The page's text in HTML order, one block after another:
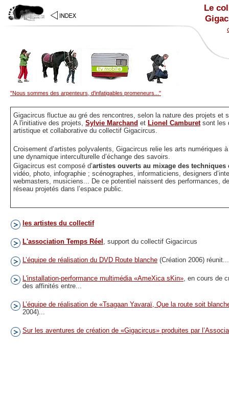
Le
"Nous sommes des arpenteurs, d'infatigables promeneurs..."
Gigacircus fluctue au gré des rencontres, selon la nature des projets et
A l'initiative des projets, Sylvie Marchand et Lionel Camburetsont les
artistique et collaborative du collectif Gigacircus.
Croisement d’artistes polyvalents, Gigacircus relie les arts numériques
une dynamique interculturelle d’échange des savoirs.
Gigacircus est composé d’artistes ouverts au mixage des techniques
vidéo, photo, infographie ; scénographes, informaticiens, designers
webmasters, musiciens... De ce potentiel naissent des performances,
réseau projetés dans l’espace public.
les artistes du collectif
L'association Temps Réel , support du collectif Gigacircus
L’équipe de réalisation du DVD Route blanche (Création 2006) réunit...
L'installation-performance multimédia «AmeXica sKin», en cours de
des affinités entre...
L’équipe de réalisation de «Tsagaan Yavaraï, Que la route soit
2004)...
Sur les aventures de création de «Gigacircus» produites par